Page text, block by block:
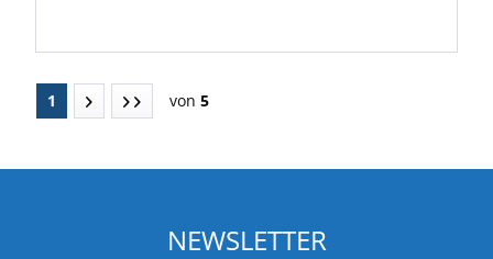
1 von 5
NEWSLETTER